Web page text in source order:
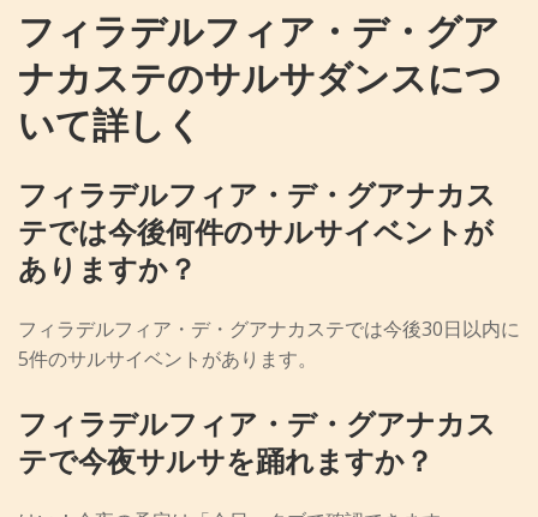
フィラデルフィア・デ・グア
ナカステのサルサダンスにつ
いて詳しく
フィラデルフィア・デ・グアナカス
テでは今後何件のサルサイベントが
ありますか？
フィラデルフィア・デ・グアナカステでは今後30日以内に
5件のサルサイベントがあります。
フィラデルフィア・デ・グアナカス
テで今夜サルサを踊れますか？